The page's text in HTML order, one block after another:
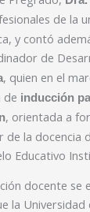
de la
y contó
de
, quien en el
de inducción
, orientada a
de la docencia
Educativo
docente se
la Universidad